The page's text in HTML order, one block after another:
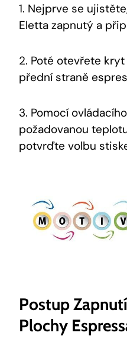
1. Nejprve se
Eletta zapnutý a
2. Poté otevřete
přední straně
3. Pomocí
požadovanou
potvrďte volbu
Postup
Plochy